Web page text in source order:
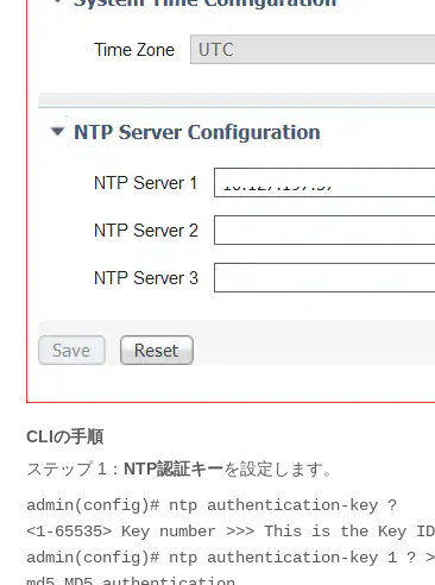
CLIの手順
ステップ 1： NTP認証キーを設定します。
admin(config)# ntp authentication-key ?
<1-65535> Key number >>> This is the Key ID
admin(config)# ntp authentication-key 1 ?